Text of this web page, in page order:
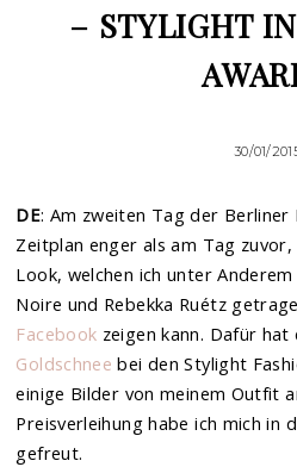
– STYLIGHT
30/01/
DE: Am zweiten Tag der Berliner
Zeitplan enger als am Tag zuvor,
Look, welchen ich unter
Noire und Rebekka Ruétz
Facebook zeigen kann. Dafür
Goldschnee bei den Stylight
einige Bilder von meinem Outfit
Preisverleihung habe ich mich in
gefreut.